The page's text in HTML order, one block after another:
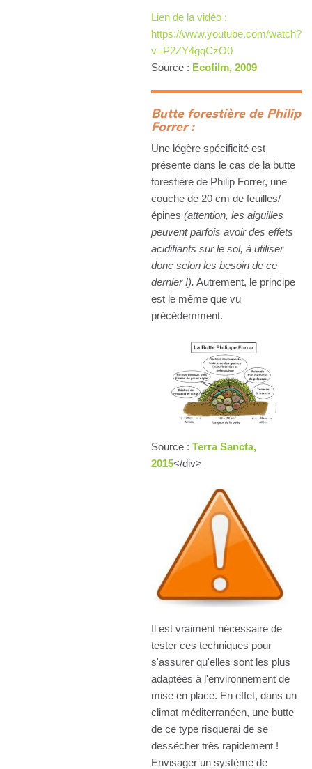
Lien de la vidéo :
https://www.youtube.com/watch?
v=P2ZY4gqCzO0
Source : Ecofilm, 2009
Butte forestière de Philip
Forrer :
Une légère spécificité est
présente dans le cas de la butte
forestière de Philip Forrer, une
couche de 20 cm de feuilles/
épines (attention, les aiguilles
peuvent parfois avoir des effets
acidifiants sur le sol, à utiliser
donc selon les besoin de ce
dernier !). Autrement, le principe
est le même que vu
précédemment.
Source : Terra Sancta,
2015</div>
Il est vraiment nécessaire de
tester ces techniques pour
s'assurer qu'elles sont les plus
adaptées à l'environnement de
mise en place. En effet, dans un
climat méditerranéen, une butte
de ce type risquerai de se
dessécher très rapidement !
Envisager un système de